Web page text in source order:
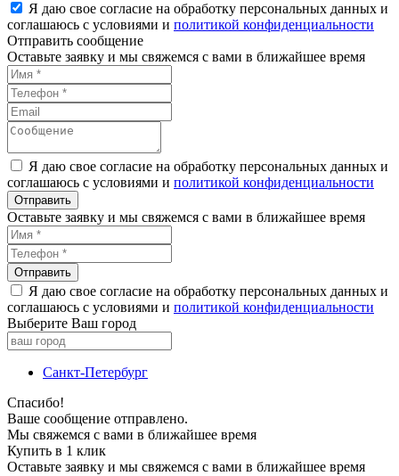
Я даю свое согласие на обработку персональных данных и
соглашаюсь с условиями и политикой конфиденциальности
Отправить сообщение
Оставьте заявку и мы свяжемся с вами в ближайшее время
Я даю свое согласие на обработку персональных данных и
соглашаюсь с условиями и политикой конфиденциальности
Оставьте заявку и мы свяжемся с вами в ближайшее время
Я даю свое согласие на обработку персональных данных и
соглашаюсь с условиями и политикой конфиденциальности
Выберите Ваш город
Санкт-Петербург
Спасибо!
Ваше сообщение отправлено.
Мы свяжемся с вами в ближайшее время
Купить в 1 клик
Оставьте заявку и мы свяжемся с вами в ближайшее время